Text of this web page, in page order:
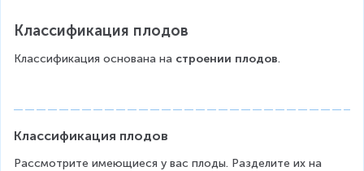
Классификация плодов
Классификация основана на строении плодов.
Классификация плодов
Рассмотрите имеющиеся у вас плоды. Разделите их на